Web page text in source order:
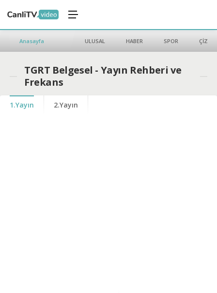
Anasayfa ULUSAL HABER SPOR ÇİZGİ
TGRT Belgesel - Yayın Rehberi ve
Frekans
1.Yayın 2.Yayın